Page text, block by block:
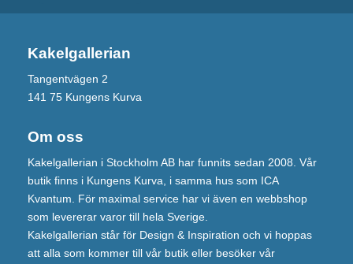
Kakelgallerian
Tangentvägen 2
141 75 Kungens Kurva
Om oss
Kakelgallerian i Stockholm AB har funnits sedan 2008. Vår
butik finns i Kungens Kurva, i samma hus som ICA
Kvantum. För maximal service har vi även en webbshop
som levererar varor till hela Sverige.
Kakelgallerian står för Design & Inspiration och vi hoppas
att alla som kommer till vår butik eller besöker vår